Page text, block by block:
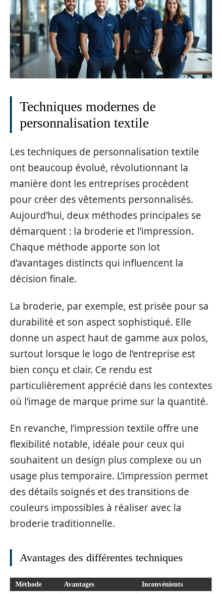
Techniques modernes de
personnalisation textile
Les techniques de personnalisation textile
ont beaucoup évolué, révolutionnant la
manière dont les entreprises procèdent
pour créer des vêtements personnalisés.
Aujourd’hui, deux méthodes principales se
démarquent : la broderie et l’impression.
Chaque méthode apporte son lot
d’avantages distincts qui influencent la
décision finale.
La broderie, par exemple, est prisée pour sa
durabilité et son aspect sophistiqué. Elle
donne un aspect haut de gamme aux polos,
surtout lorsque le logo de l’entreprise est
bien conçu et clair. Ce rendu est
particulièrement apprécié dans les contextes
où l’image de marque prime sur la quantité.
En revanche, l’impression textile offre une
flexibilité notable, idéale pour ceux qui
souhaitent un design plus complexe ou un
usage plus temporaire. L’impression permet
des détails soignés et des transitions de
couleurs impossibles à réaliser avec la
broderie traditionnelle.
Avantages des différentes techniques
Méthode Avantages Inconvénients